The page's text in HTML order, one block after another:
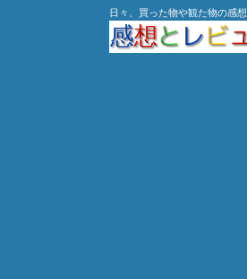
日々、買った物や観た物の感想